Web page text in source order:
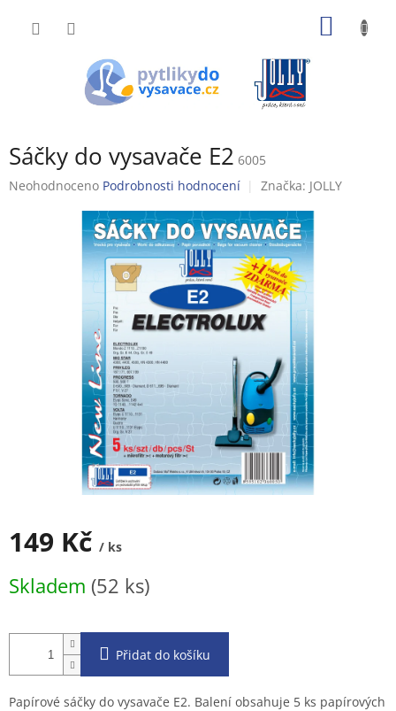
Sáčky do vysavače E2 6005
Průměrné
Neohodnoceno Podrobnosti hodnocení Značka: JOLLY
149 Kč / ks
cena:
Skladem (52 ks)
Přidat do košíku
Papírové sáčky do vysavače E2. Balení obsahuje 5 ks papírových